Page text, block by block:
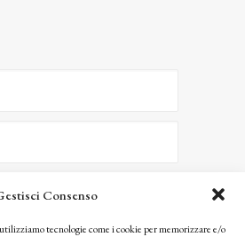
Consenso
tecnologie come i cookie per memorizzare e/o
ISCRIVITI